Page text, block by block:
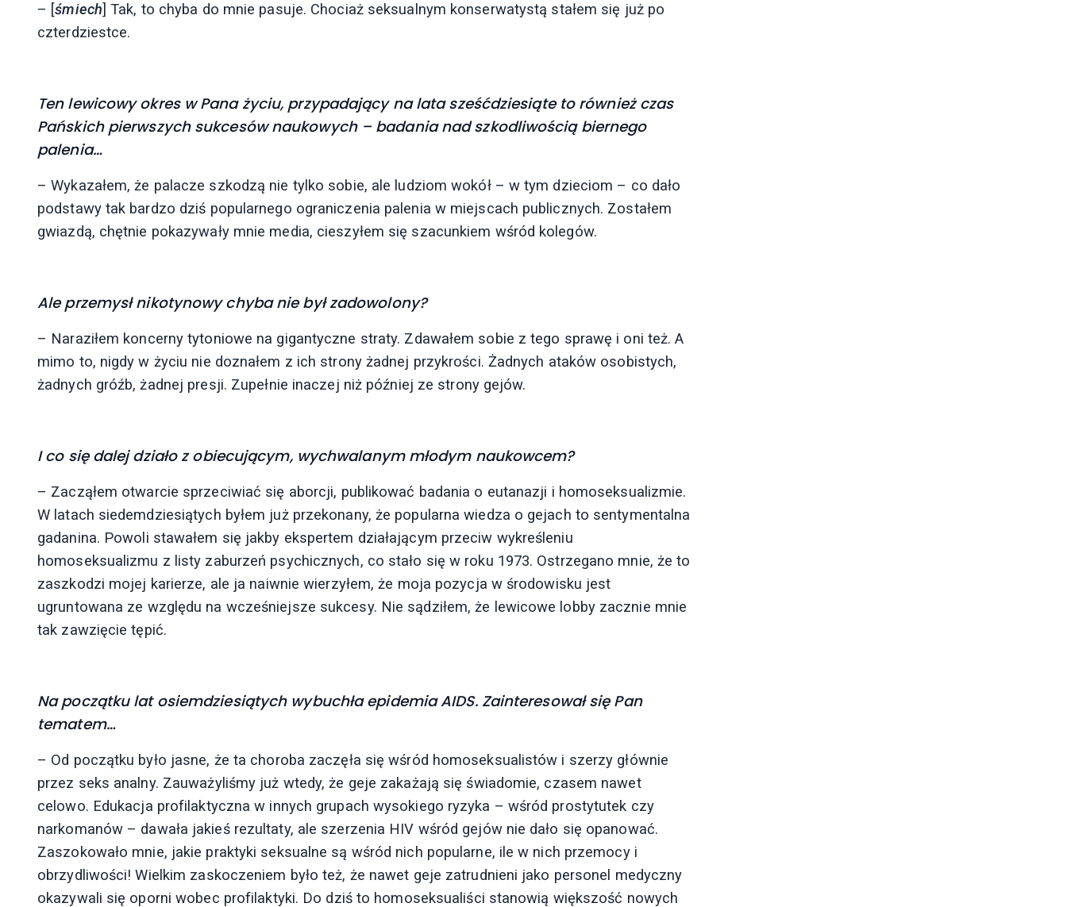
– [śmiech] Tak, to chyba do mnie pasuje. Chociaż seksualnym konserwatystą stałem się już po
czterdziestce.
Ten lewicowy okres w Pana życiu, przypadający na lata sześćdziesiąte to również czas
Pańskich pierwszych sukcesów naukowych – badania nad szkodliwością biernego
palenia…
– Wykazałem, że palacze szkodzą nie tylko sobie, ale ludziom wokół – w tym dzieciom – co dało
podstawy tak bardzo dziś popularnego ograniczenia palenia w miejscach publicznych. Zostałem
gwiazdą, chętnie pokazywały mnie media, cieszyłem się szacunkiem wśród kolegów.
Ale przemysł nikotynowy chyba nie był zadowolony?
– Naraziłem koncerny tytoniowe na gigantyczne straty. Zdawałem sobie z tego sprawę i oni też. A
mimo to, nigdy w życiu nie doznałem z ich strony żadnej przykrości. Żadnych ataków osobistych,
żadnych gróźb, żadnej presji. Zupełnie inaczej niż później ze strony gejów.
I co się dalej działo z obiecującym, wychwalanym młodym naukowcem?
– Zacząłem otwarcie sprzeciwiać się aborcji, publikować badania o eutanazji i homoseksualizmie.
W latach siedemdziesiątych byłem już przekonany, że popularna wiedza o gejach to sentymentalna
gadanina. Powoli stawałem się jakby ekspertem działającym przeciw wykreśleniu
homoseksualizmu z listy zaburzeń psychicznych, co stało się w roku 1973. Ostrzegano mnie, że to
zaszkodzi mojej karierze, ale ja naiwnie wierzyłem, że moja pozycja w ­środowisku jest
ugruntowana ze względu na wcześniejsze sukcesy. Nie sądziłem, że lewicowe lobby zacznie mnie
tak zawzięcie tępić.
Na początku lat osiemdziesiątych wybuchła epidemia AIDS. Zainteresował się Pan
tematem…
– Od początku było jasne, że ta choroba zaczęła się wśród homoseksualistów i szerzy głównie
przez seks analny. Zauważyliśmy już wtedy, że geje zakażają się świadomie, czasem nawet
celowo. Edukacja profilaktyczna w innych grupach wysokiego ryzyka – wśród prostytutek czy
narkomanów – dawała jakieś rezultaty, ale szerzenia HIV wśród gejów nie dało się opanować.
Zaszokowało mnie, jakie praktyki seksualne są wśród nich popularne, ile w nich przemocy i
obrzydliwości! Wielkim zaskoczeniem było też, że nawet geje zatrudnieni jako personel medyczny
okazywali się oporni wobec profilaktyki. Do dziś to homoseksualiści stanowią większość nowych